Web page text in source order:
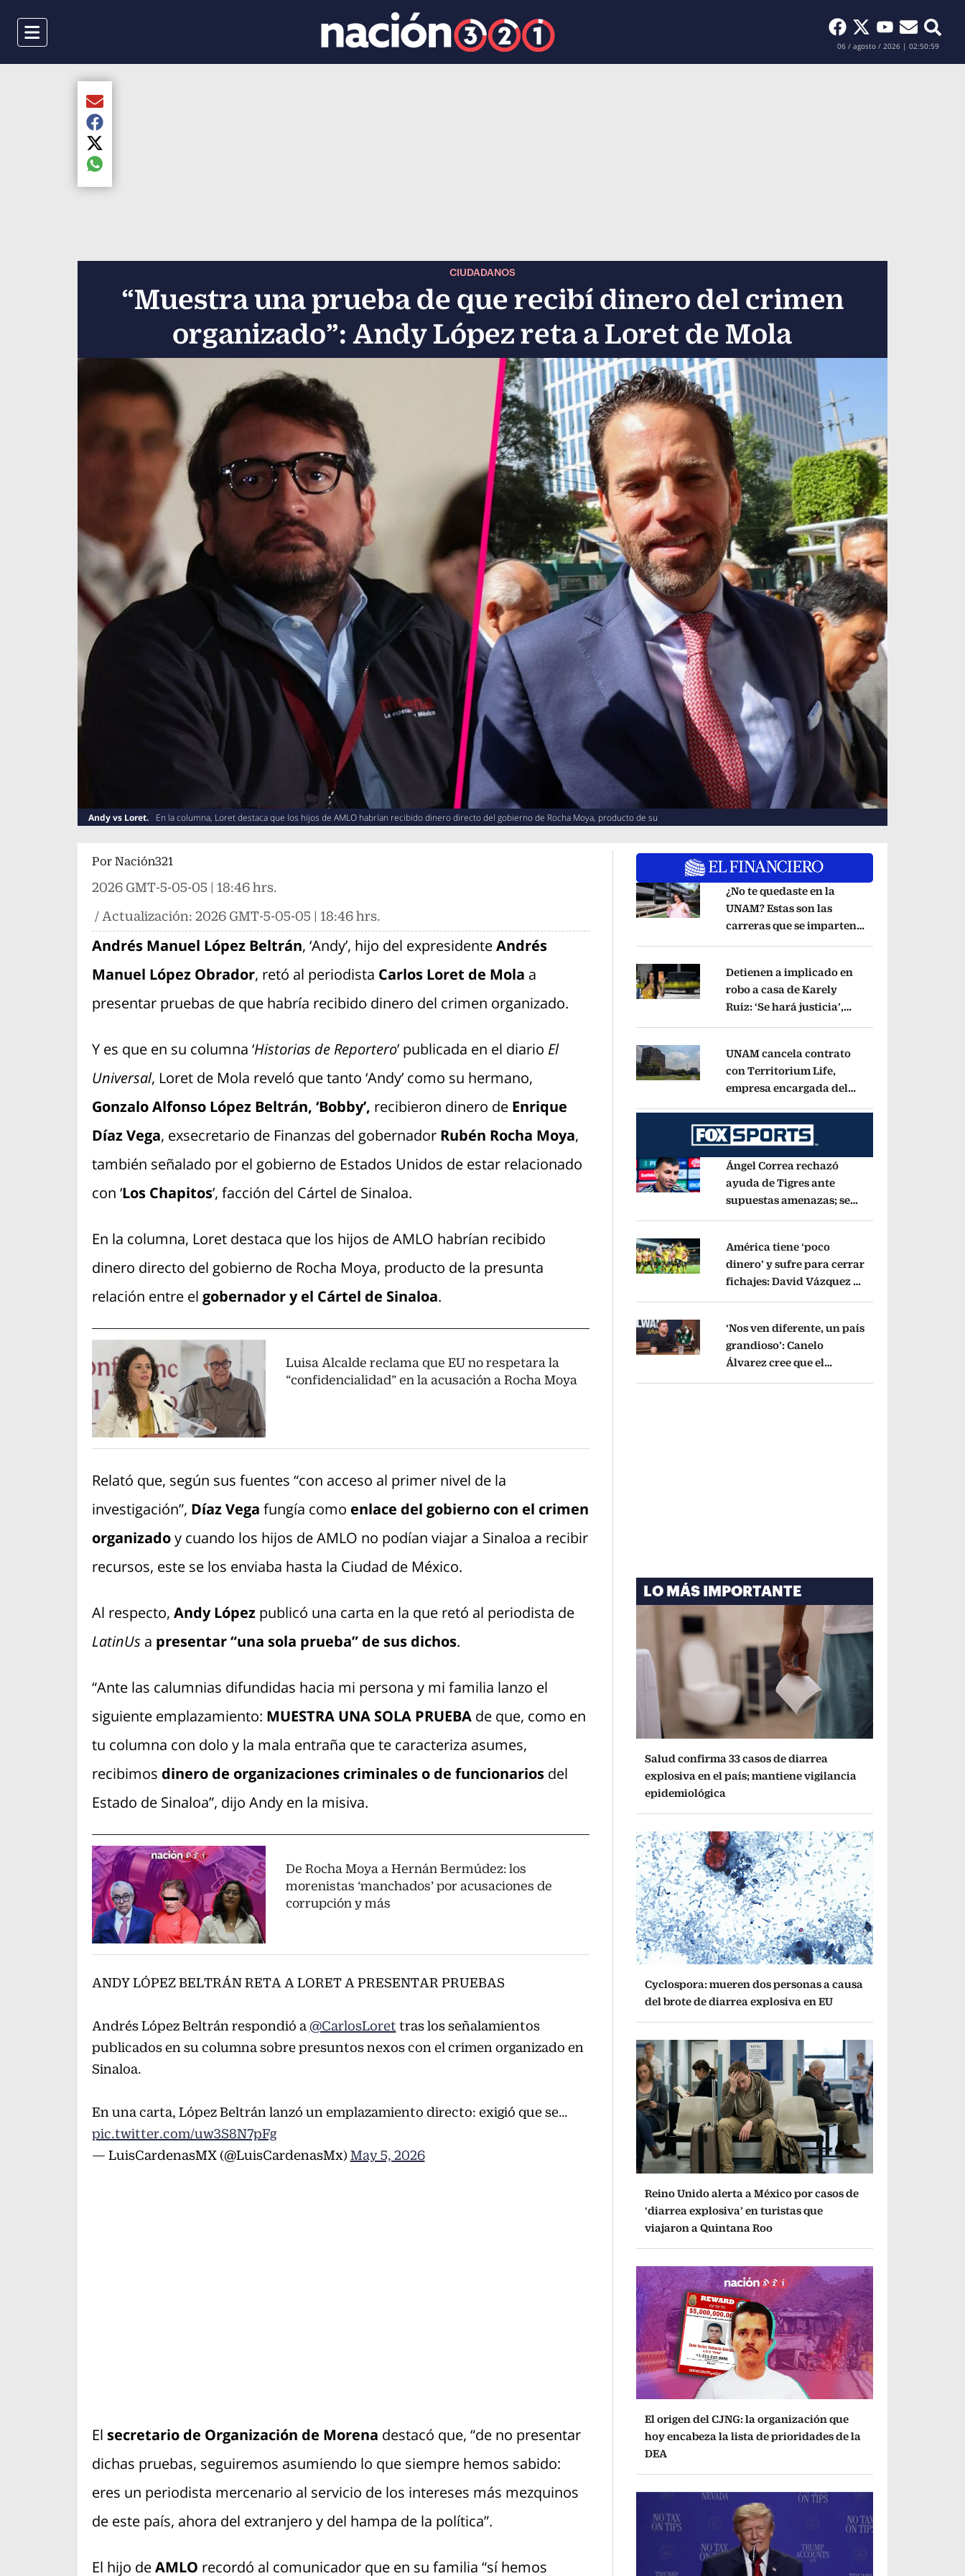
Menu Buscar
06 / agosto / 2026 | 02:51:00
CIUDADANOS
“Muestra una prueba de que recibí dinero del crimen
organizado”: Andy López reta a Loret de Mola
Andy vs Loret.
En la columna, Loret destaca que los hijos de AMLO habrían recibido dinero directo del gobierno de Rocha Moya, producto de su
Compartir el artículo actual mediante Email
Compartir el artículo actual mediante Facebook
Compartir el artículo actual mediante Twitter
Compartir el artículo actual mediante global.social-whatsapp
Por Nación321
2026 GMT-5-05-05 | 18:46 hrs.
/ Actualización: 2026 GMT-5-05-05 | 18:46 hrs.
Andrés Manuel López Beltrán, ‘Andy’, hijo del expresidenteAndrés
Manuel López Obrador, retó al periodista Carlos Loret de Mola a
presentar pruebas de que habría recibido dinero del crimen organizado.
Y es que en su columna ‘Historias de Reportero’ publicada en el diario El
Universal, Loret de Mola reveló que tanto ‘Andy’ como su hermano,
Gonzalo Alfonso López Beltrán, ‘Bobby’, recibieron dinero de Enrique
Díaz Vega, exsecretario de Finanzas del gobernadorRubén Rocha Moya,
también señalado por el gobierno de Estados Unidos de estar relacionado
con ‘Los Chapitos’, facción del Cártel de Sinaloa.
En la columna, Loret destaca que los hijos de AMLO habrían recibido
dinero directo del gobierno de Rocha Moya, producto de la presunta
relación entre el gobernador y el Cártel de Sinaloa.
Luisa Alcalde reclama que EU no respetara la
“confidencialidad” en la acusación a Rocha Moya
Relató que, según sus fuentes “con acceso al primer nivel de la
investigación”, Díaz Vega fungía como enlace del gobierno con el crimen
organizadoy cuando los hijos de AMLO no podían viajar a Sinaloa a recibir
recursos, este se los enviaba hasta la Ciudad de México.
Al respecto, Andy López publicó una carta en la que retó al periodista de
LatinUs a presentar “una sola prueba” de sus dichos.
“Ante las calumnias difundidas hacia mi persona y mi familia lanzo el
siguiente emplazamiento: MUESTRA UNA SOLA PRUEBA de que, como en
tu columna con dolo y la mala entraña que te caracteriza asumes,
recibimos dinero de organizaciones criminales o de funcionariosdel
Estado de Sinaloa”, dijo Andy en la misiva.
De Rocha Moya a Hernán Bermúdez: los
morenistas ‘manchados’ por acusaciones de
corrupción y más
ANDY LÓPEZ BELTRÁN RETA A LORET A PRESENTAR PRUEBAS
Andrés López Beltrán respondió a @CarlosLoret tras los señalamientos
publicados en su columna sobre presuntos nexos con el crimen organizado en
Sinaloa.
En una carta, López Beltrán lanzó un emplazamiento directo: exigió que se…
pic.twitter.com/uw3S8N7pFg
— LuisCardenasMX (@LuisCardenasMx) May 5, 2026
El secretario de Organización de Morena destacó que, “de no presentar
dichas pruebas, seguiremos asumiendo lo que siempre hemos sabido:
eres un periodista mercenario al servicio de los intereses más mezquinos
de este país, ahora del extranjero y del hampa de la política”.
El hijo deAMLO recordó al comunicador que en su familia “sí hemos
Opens in new window
¿No te quedaste en la
UNAM? Estas son las
carreras que se imparten
Opens in new window
Detienen a implicado en
robo a casa de Karely
Ruiz: ‘Se hará justicia’,
Opens in new window
UNAM cancela contrato
con Territorium Life,
empresa encargada del
Opens in new window
Ángel Correa rechazó
ayuda de Tigres ante
supuestas amenazas; se
Opens in new window
América tiene ‘poco
dinero’ y sufre para cerrar
fichajes: David Vázquez se
Opens in new window
‘Nos ven diferente, un país
grandioso’: Canelo
Álvarez cree que el
LO MÁS IMPORTANTE
Salud confirma 33 casos de diarrea
explosiva en el país; mantiene vigilancia
epidemiológica
Cyclospora: mueren dos personas a causa
del brote de diarrea explosiva en EU
Reino Unido alerta a México por casos de
‘diarrea explosiva’ en turistas que
viajaron a Quintana Roo
El origen del CJNG: la organización que
hoy encabeza la lista de prioridades de la
DEA